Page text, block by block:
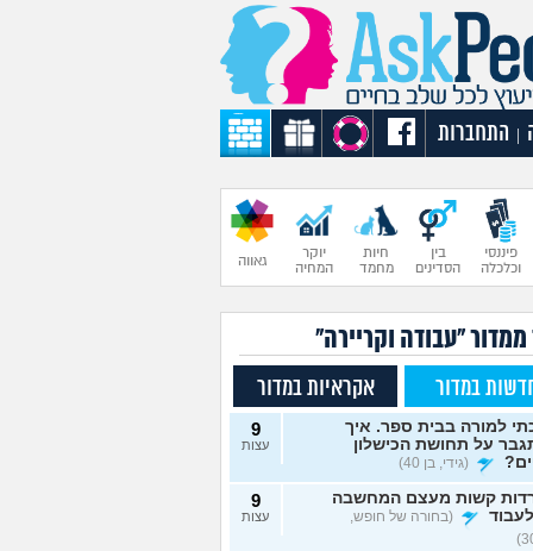
התחברות
פיננסי
וכלכלה
בין
הסדינים
חיות
מחמד
יוקר
המחיה
גאווה
ממדור "עבודה וקריירה"
במדור אקראיות במדור
למורה בבית ספר. איך
על תחושת הכישלון
(גידי, בן 40)
9
עצות
קשות מעצם המחשבה
(בחורה של חופש,
9
עצות